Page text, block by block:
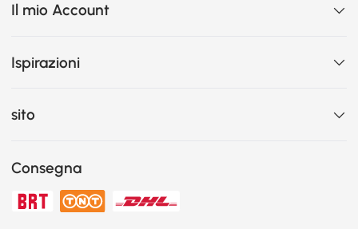
Il mio Account
Ispirazioni
sito
Consegna